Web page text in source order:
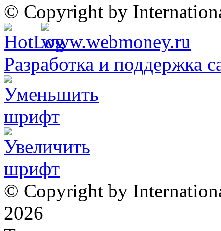
© Copyright by
Разработка и поддержка
© Copyright by
2026